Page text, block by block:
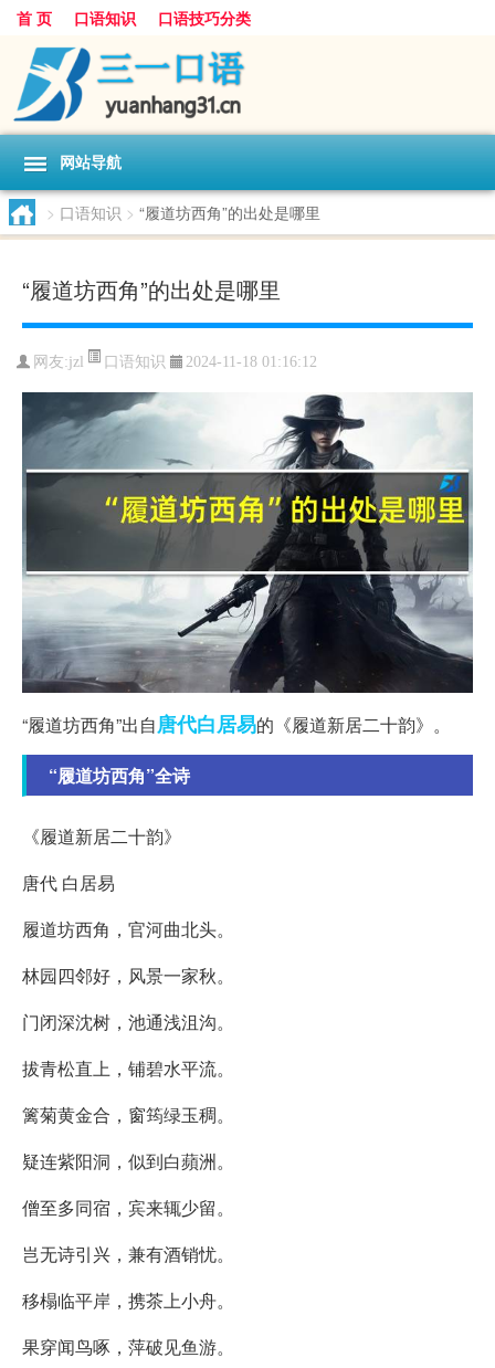
首 页 口语知识 口语技巧分类
网站导航
> 口语知识 > “履道坊西角”的出处是哪里
“履道坊西角”的出处是哪里
网友:jzl 口语知识 2024-11-18 01:16:12
“履道坊西角”出自唐代白居易的《履道新居二十韵》。
“履道坊西角”全诗
《履道新居二十韵》
唐代 白居易
履道坊西角，官河曲北头。
林园四邻好，风景一家秋。
门闭深沈树，池通浅沮沟。
拔青松直上，铺碧水平流。
篱菊黄金合，窗筠绿玉稠。
疑连紫阳洞，似到白蘋洲。
僧至多同宿，宾来辄少留。
岂无诗引兴，兼有酒销忧。
移榻临平岸，携茶上小舟。
果穿闻鸟啄，萍破见鱼游。